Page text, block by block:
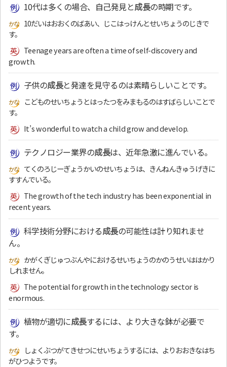
10代は多くの場合、自己発見と成長の時期です。
10だいはおおくのばあい、じこはっけんとせいちょうのじきで
す。
Teenage years are often a time of self-discovery and
growth.
子供の成長と発達を見守るのは素晴らしいことです。
こどものせいちょうとはったつをみまもるのはすばらしいことで
す。
It’s wonderful to watch a child grow and develop.
テクノロジー業界の成長は、近年急激に進んでいる。
てくのろじーぎょうかいのせいちょうは、きんねんきゅうげきに
すすんでいる。
The growth of the tech industry has been exponential in
recent years.
科学技術分野における成長の可能性は計り知れませ
ん。
かがくぎじゅつぶんやにおけるせいちょうのかのうせいははかり
しれません。
The potential for growth in the technology sector is
enormous.
植物が適切に成長するには、より大きな鉢が必要で
す。
しょくぶつがてきせつにせいちょうするには、よりおおきなはち
がひつようです。